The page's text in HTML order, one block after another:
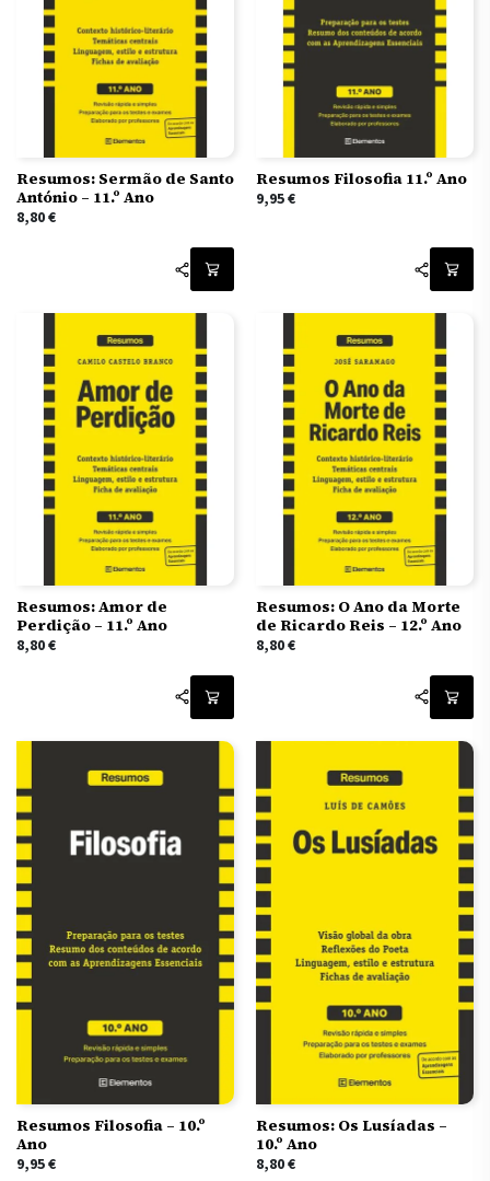
Resumos: Sermão de Santo
António – 11.º Ano
8,80€
Resumos Filosofia 11.º Ano
9,95€
Resumos: Amor de
Perdição – 11.º Ano
8,80€
Resumos: O Ano da Morte
de Ricardo Reis – 12.º Ano
8,80€
Resumos Filosofia – 10.º
Ano
9,95€
Resumos: Os Lusíadas –
10.º Ano
8,80€